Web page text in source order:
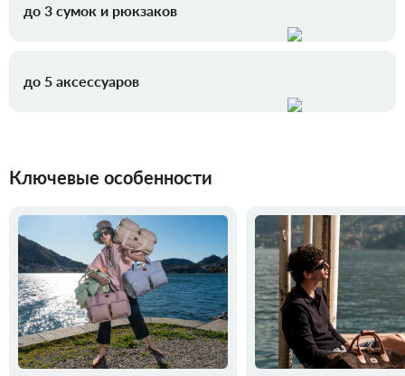
до 3 сумок и рюкзаков
до 5 аксессуаров
Ключевые особенности